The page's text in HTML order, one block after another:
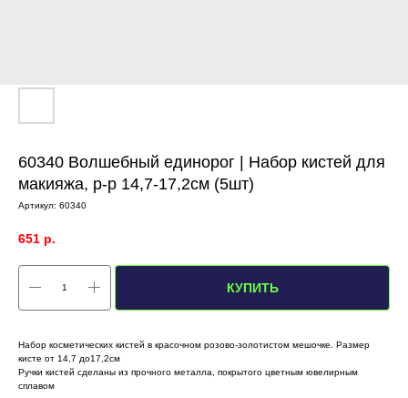
60340 Волшебный единорог | Набор кистей для
макияжа, р-р 14,7-17,2см (5шт)
Артикул: 60340
651 р.
КУПИТЬ
Набор косметических кистей в красочном розово-золотистом мешочке. Размер
кисте от 14,7 до17,2см
Ручки кистей сделаны из прочного металла, покрытого цветным ювелирным
сплавом